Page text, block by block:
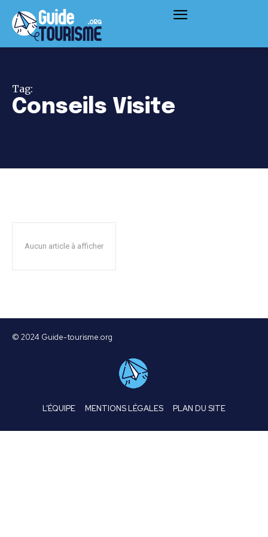
Tag:
Conseils Visite
Aucun article à afficher
© 2024 Guide-tourisme.org
L’ÉQUIPE MENTIONS LÉGALES PLAN DU SITE